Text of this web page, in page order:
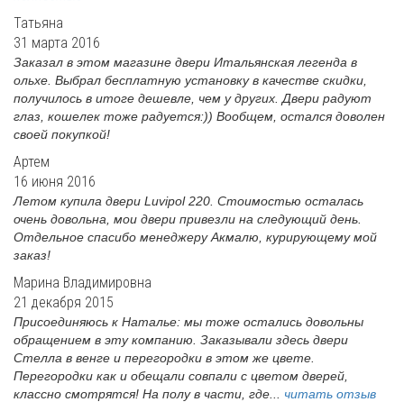
Татьяна
31 марта 2016
Заказал в этом магазине двери Итальянская легенда в
ольхе. Выбрал бесплатную установку в качестве скидки,
получилось в итоге дешевле, чем у других. Двери радуют
глаз, кошелек тоже радуется:)) Вообщем, остался доволен
своей покупкой!
Артем
16 июня 2016
Летом купила двери Luvipol 220. Стоимостью осталась
очень довольна, мои двери привезли на следующий день.
Отдельное спасибо менеджеру Акмалю, курирующему мой
заказ!
Марина Владимировна
21 декабря 2015
Присоединяюсь к Наталье: мы тоже остались довольны
обращением в эту компанию. Заказывали здесь двери
Стелла в венге и перегородки в этом же цвете.
Перегородки как и обещали совпали с цветом дверей,
классно смотрятся! На полу в части, где... читать отзыв